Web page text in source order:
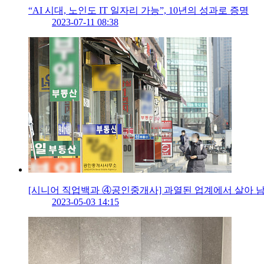
“AI 시대, 노인도 IT 일자리 가능”, 10년의 성과로 증명
2023-07-11 08:38
[시니어 직업백과 ④공인중개사] 과열된 업계에서 살아
2023-05-03 14:15